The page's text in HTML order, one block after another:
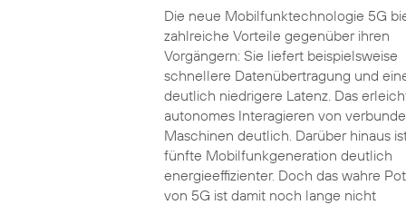
Die neue Mobilfunktechnologie 5G
zahlreiche Vorteile gegenüber ihren
Vorgängern: Sie liefert beispielsweise
schnellere Datenübertragung und
deutlich niedrigere Latenz. Das
autonomes Interagieren von
Maschinen deutlich. Darüber hinaus
fünfte Mobilfunkgeneration deutlich
energieeffizienter. Doch das wahre
von 5G ist damit noch lange nicht